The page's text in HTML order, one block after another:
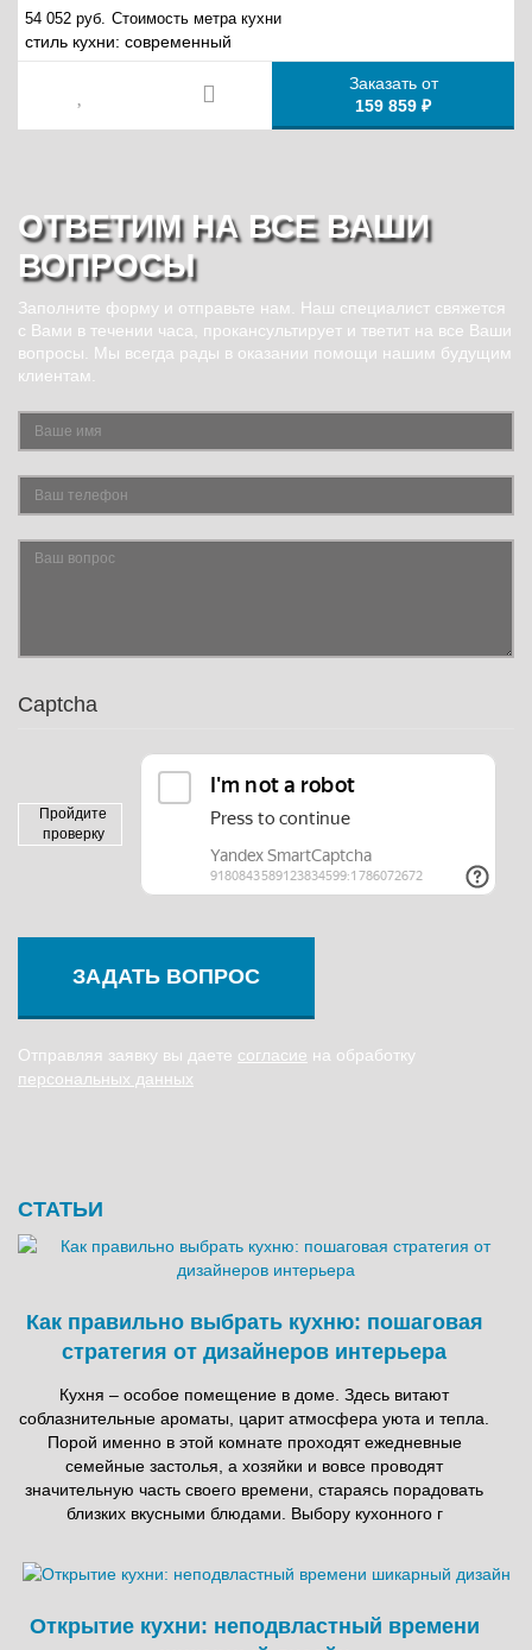
54 052 руб. Стоимость метра кухни
стиль кухни: современный
Заказать от
159 859 ₽
ОТВЕТИМ НА ВСЕ ВАШИ
ВОПРОСЫ
Заполните форму и отправьте нам. Наш специалист свяжется
с Вами в течении часа, прокансультирует и тветит на все Ваши
вопросы. Мы всегда рады в оказании помощи нашим будущим
клиентам.
Captcha
Пройдите
проверку
ЗАДАТЬ ВОПРОС
Отправляя заявку вы даете согласие на обработку
персональных данных
СТАТЬИ
Как правильно выбрать кухню: пошаговая
стратегия от дизайнеров интерьера
Кухня – особое помещение в доме. Здесь витают
соблазнительные ароматы, царит атмосфера уюта и тепла.
Порой именно в этой комнате проходят ежедневные
семейные застолья, а хозяйки и вовсе проводят
значительную часть своего времени, стараясь порадовать
близких вкусными блюдами. Выбору кухонного г
Открытие кухни: неподвластный времени